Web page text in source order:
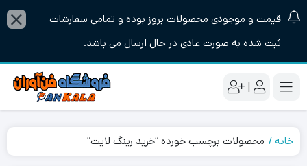
قیمت و موجودی محصولات بروز بوده و تمامی سفارشات
ثبت شده به صورت عادی در حال ارسال می باشد.
|
خانه محصولات برچسب خورده “خرید رینگ لایت”